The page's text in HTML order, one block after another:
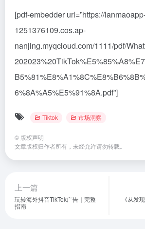
[pdf-embedder url=”https://
1251376109.cos.ap-
nanjing.myqcloud.com/1111/pdf/
6%8A%A5%E5%91%8A.pdf”]
Tiktok 市场洞察
© 版权声明
文章版权归作者所有，未经允许请勿转载。
上一篇
玩转海外抖音TikTok广告｜完整
指南
《从发